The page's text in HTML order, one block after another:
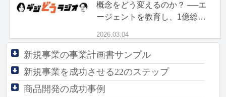
概念をどう変えるのか？ ──エ
ージェントを教育し、1億総ボ
2026.03.04
新規事業の事業計画書サンプル
新規事業を成功させる22のステップ
商品開発の成功事例